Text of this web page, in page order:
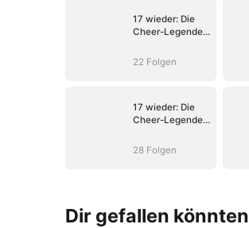
17 wieder: Die
Cheer-Legende
Tochter
22 Folgen
17 wieder: Die
Cheer-Legende
Tochter
28 Folgen
Dir gefallen könnten